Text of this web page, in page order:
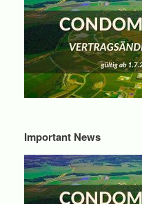
Important News